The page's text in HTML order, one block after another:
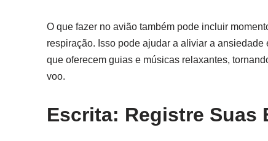
O que fazer no avião também pode incluir
respiração. Isso pode ajudar a aliviar a
que oferecem guias e músicas relaxantes,
voo.
Escrita: Registre Suas